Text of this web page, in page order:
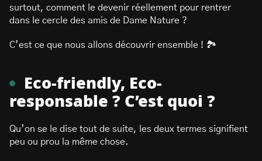
surtout, comment le devenir réellement pour rentrer
dans le cercle des amis de Dame Nature ?
C’est ce que nous allons découvrir ensemble ! 🏞️
Eco-friendly, Eco-
responsable ? C’est quoi ?
Qu’on se le dise tout de suite, les deux termes signifient
peu ou prou la même chose.